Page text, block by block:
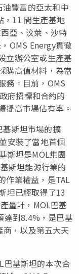
豐富的亞太和中
，11 間生產基地
亞、汶萊、沙特
OMS Energy貫徹
立辦公室或生產基
購高值材料，為當
務。目前，OMS
府招標和合約的
提高市場佔有率。
基斯坦市場的擴
安裝了當地首個
斯坦是MOL集團
斯坦能源行業的
作業權益，是TAL
坦已經取得了13
量計，MOL巴基
達到8.4%，是巴基
，以及第五大天
巴基斯坦的本次合